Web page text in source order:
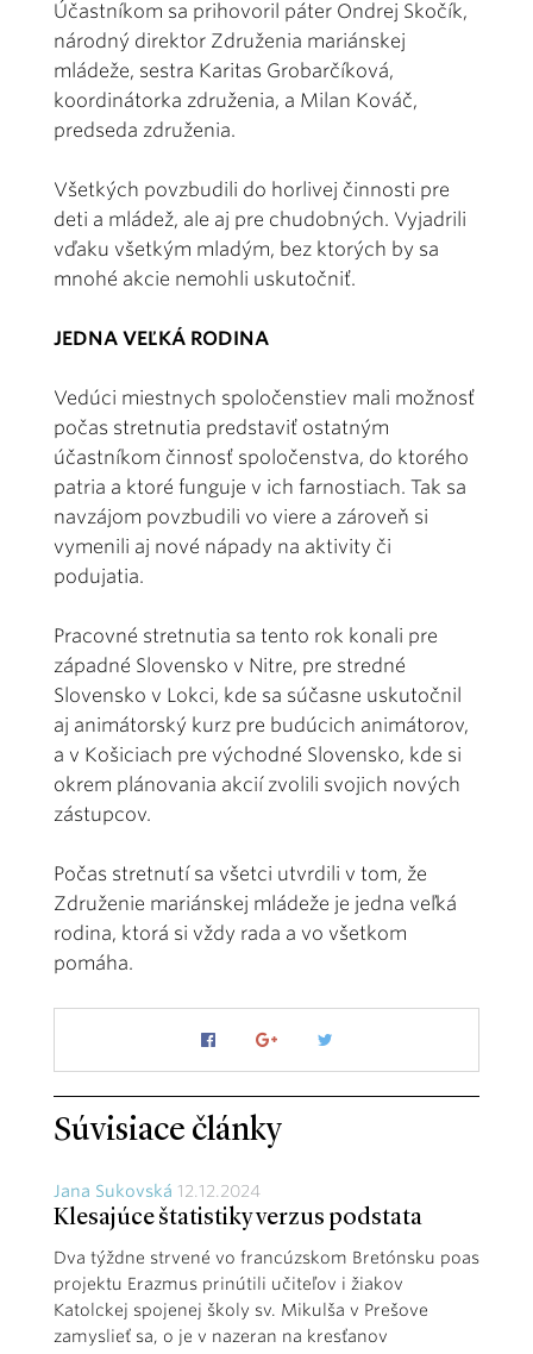
Účastníkom sa prihovoril páter Ondrej Skočík,
národný direktor Združenia mariánskej
mládeže, sestra Karitas Grobarčíková,
koordinátorka združenia, a Milan Kováč,
predseda združenia.
Všetkých povzbudili do horlivej činnosti pre
deti a mládež, ale aj pre chudobných. Vyjadrili
vďaku všetkým mladým, bez ktorých by sa
mnohé akcie nemohli uskutočniť.
JEDNA VEĽKÁ RODINA
Vedúci miestnych spoločenstiev mali možnosť
počas stretnutia predstaviť ostatným
účastníkom činnosť spoločenstva, do ktorého
patria a ktoré funguje v ich farnostiach. Tak sa
navzájom povzbudili vo viere a zároveň si
vymenili aj nové nápady na aktivity či
podujatia.
Pracovné stretnutia sa tento rok konali pre
západné Slovensko v Nitre, pre stredné
Slovensko v Lokci, kde sa súčasne uskutočnil
aj animátorský kurz pre budúcich animátorov,
a v Košiciach pre východné Slovensko, kde si
okrem plánovania akcií zvolili svojich nových
zástupcov.
Počas stretnutí sa všetci utvrdili v tom, že
Združenie mariánskej mládeže je jedna veľká
rodina, ktorá si vždy rada a vo všetkom
pomáha.
Súvisiace články
Jana Sukovská 12.12.2024
Klesajúce štatistiky verzus podstata
Dva týždne strvené vo francúzskom Bretónsku poas
projektu Erazmus prinútili učiteľov i žiakov
Katolckej spojenej školy sv. Mikulša v Prešove
zamyslieť sa, o je v nazeran na kresťanov